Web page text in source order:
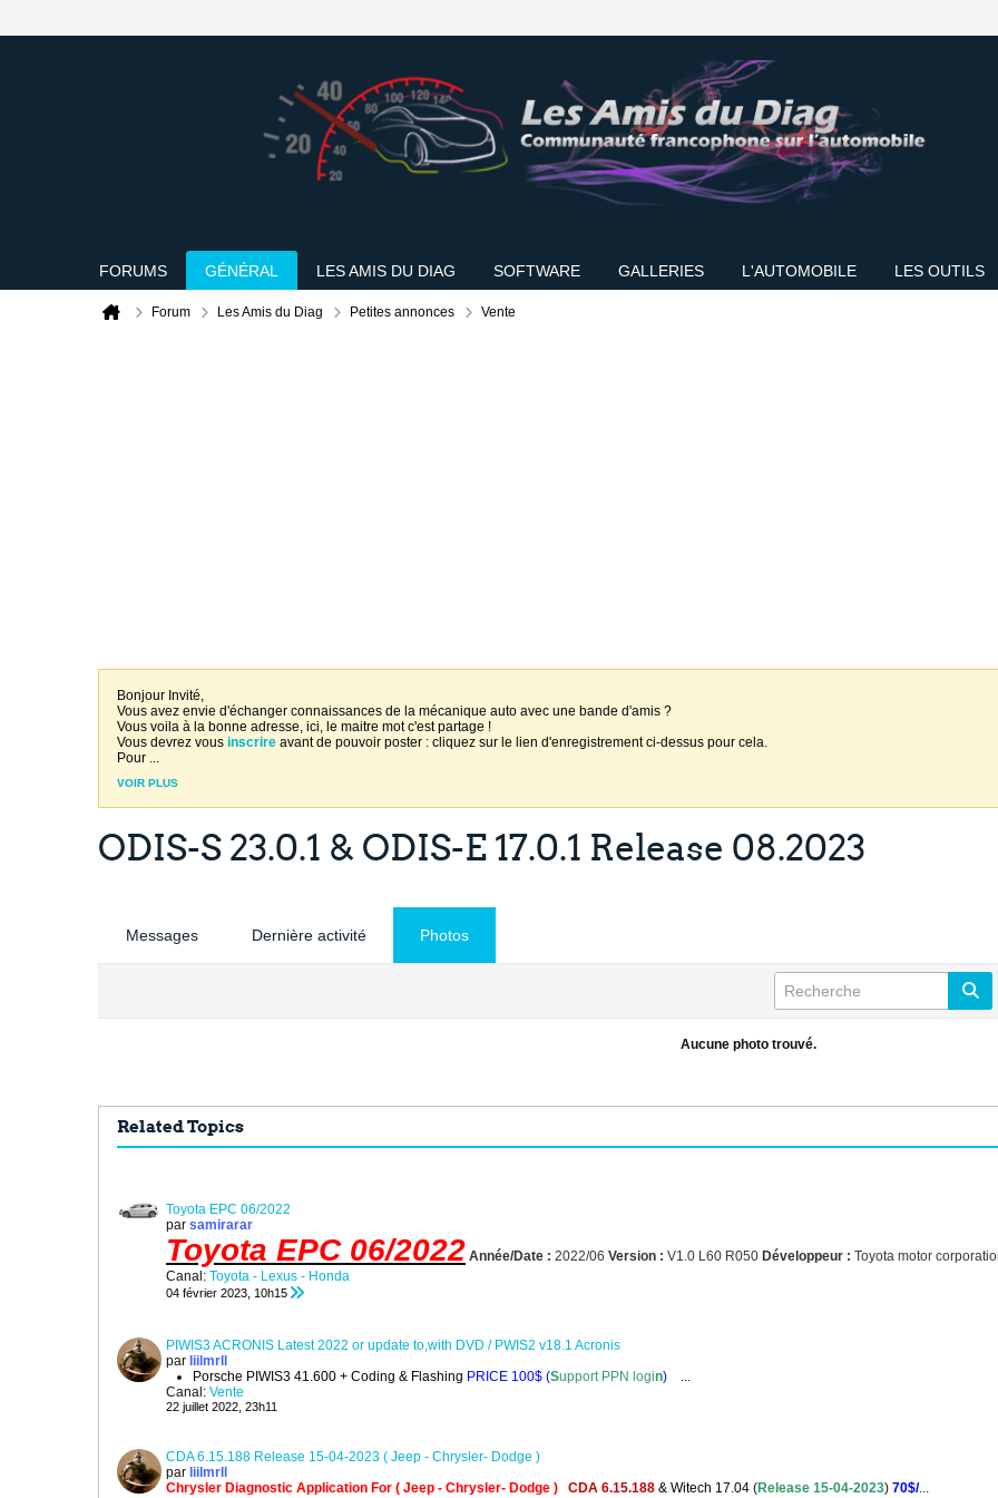
FORUMS GÉNÉRAL LES AMIS DU DIAG SOFTWARE GALLERIES L'AUTOMOBILE LES OUTILS
Forum Les Amis du Diag Petites annonces Vente
Bonjour Invité,
Vous avez envie d'échanger connaissances de la mécanique auto avec une bande d'amis ?
Vous voila à la bonne adresse, ici, le maitre mot c'est partage !
Vous devrez vous inscrire avant de pouvoir poster : cliquez sur le lien d'enregistrement ci-dessus pour cela.
Pour ...
VOIR PLUS
ODIS-S 23.0.1 & ODIS-E 17.0.1 Release 08.2023
Messages Dernière activité Photos
Aucune photo trouvé.
Related Topics
Toyota EPC 06/2022
par samirarar
Toyota EPC 06/2022 Année/Date : 2022/06 Version : V1.0 L60 R050 Développeur : Toyota motor
Canal: Toyota - Lexus - Honda
04 février 2023, 10h15
PIWIS3 ACRONIS Latest 2022 or update to,with DVD / PWIS2 v18.1 Acronis
par liilmrll
Porsche PIWIS3 41.600 + Coding & Flashing PRICE 100$ (Support PPN login)
...
Canal: Vente
22 juillet 2022, 23h11
CDA 6.15.188 Release 15-04-2023 ( Jeep - Chrysler- Dodge )
par liilmrll
Chrysler Diagnostic Application For ( Jeep - Chrysler- Dodge ) CDA 6.15.188 & Witech 17.04 (Release 15-04-2023) 70$/...